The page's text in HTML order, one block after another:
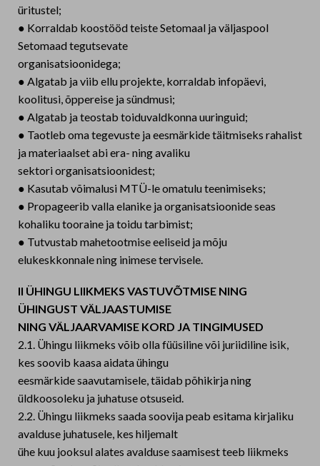
üritustel;
● Korraldab koostööd teiste Setomaal ja väljaspool
Setomaad tegutsevate
organisatsioonidega;
● Algatab ja viib ellu projekte, korraldab infopäevi,
koolitusi, õppereise ja sündmusi;
● Algatab ja teostab toiduvaldkonna uuringuid;
● Taotleb oma tegevuste ja eesmärkide täitmiseks rahalist
ja materiaalset abi era- ning avaliku
sektori organisatsioonidest;
● Kasutab võimalusi MTÜ-le omatulu teenimiseks;
● Propageerib valla elanike ja organisatsioonide seas
kohaliku tooraine ja toidu tarbimist;
● Tutvustab mahetootmise eeliseid ja mõju
elukeskkonnale ning inimese tervisele.
II ÜHINGU LIIKMEKS VASTUVÕTMISE NING
ÜHINGUST VÄLJAASTUMISE
NING VÄLJAARVAMISE KORD JA TINGIMUSED
2.1. Ühingu liikmeks võib olla füüsiline või juriidiline isik,
kes soovib kaasa aidata ühingu
eesmärkide saavutamisele, täidab põhikirja ning
üldkoosoleku ja juhatuse otsuseid.
2.2. Ühingu liikmeks saada soovija peab esitama kirjaliku
avalduse juhatusele, kes hiljemalt
ühe kuu jooksul alates avalduse saamisest teeb liikmeks